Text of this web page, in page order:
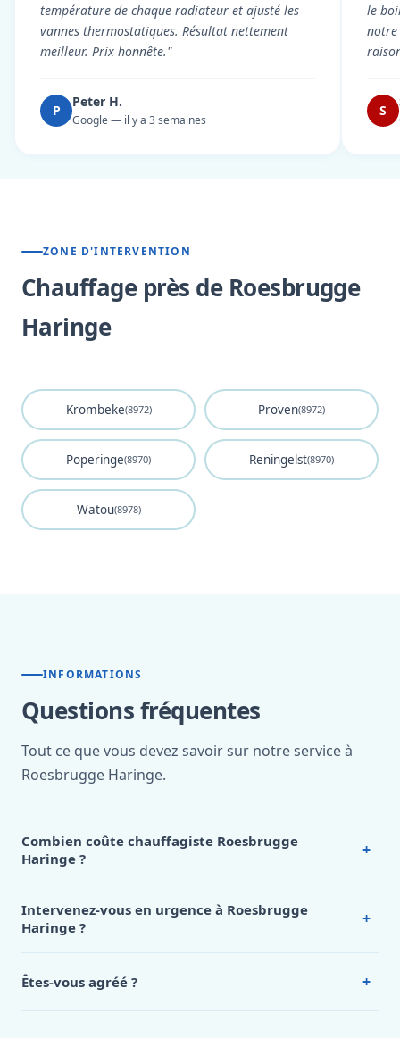
température de chaque radiateur et ajusté les
vannes thermostatiques. Résultat nettement
meilleur. Prix honnête."
P
Peter H.
Google — il y a 3 semaines
le
notre
S
ZONE D'INTERVENTION
Chauffage près de Roesbrugge
Haringe
Krombeke(8972) Proven(8972)
Poperinge(8970) Reningelst(8970)
Watou(8978)
INFORMATIONS
Questions fréquentes
Tout ce que vous devez savoir sur notre service à
Roesbrugge Haringe.
Combien coûte chauffagiste Roesbrugge
Haringe ?
+
Roesbrugge Haringe, appelez le 0472 53 24 26.
Intervenez-vous en urgence à Roesbrugge
Haringe ?
+
Êtes-vous agréé ? +